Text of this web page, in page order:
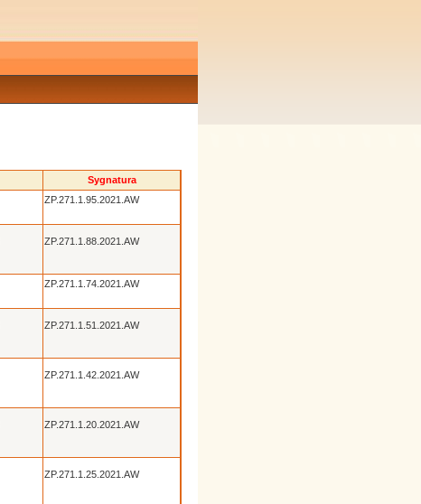
Sygnatura
ZP.271.1.95.2021.AW
ZP.271.1.88.2021.AW
ZP.271.1.74.2021.AW
ZP.271.1.51.2021.AW
ZP.271.1.42.2021.AW
ZP.271.1.20.2021.AW
ZP.271.1.25.2021.AW